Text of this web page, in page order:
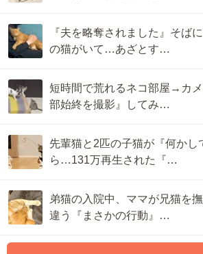
『夫を略奪されました』そば
の猫がいて…あざとす…
短時間で荒れるネコ部屋→カ
部始終を撮影』してみ…
先輩猫と2匹の子猫が『何かし
ら…131万再生された『…
弟猫の入院中、ママが兄猫を
違う『まさかの行動』…